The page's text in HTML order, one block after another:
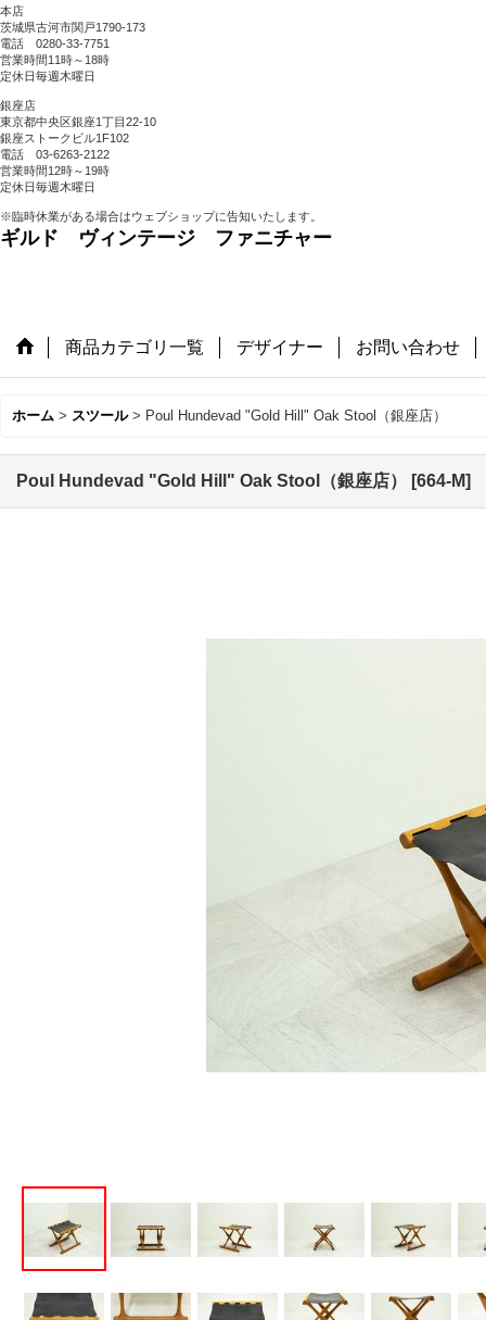
本店
茨城県古河市関戸1790-173
電話 0280-33-7751
営業時間11時～18時
定休日毎週木曜日
銀座店
東京都中央区銀座1丁目22-10
銀座ストークビル1F102
電話 03-6263-2122
営業時間12時～19時
定休日毎週木曜日
※臨時休業がある場合はウェブショップに告知いたします。
ギルド ヴィンテージ ファニチャー
商品カテゴリ一覧 デザイナー お問い合わせ
ホーム > スツール > Poul Hundevad "Gold Hill" Oak Stool（銀座店）
Poul Hundevad "Gold Hill" Oak Stool（銀座店） [664-M]